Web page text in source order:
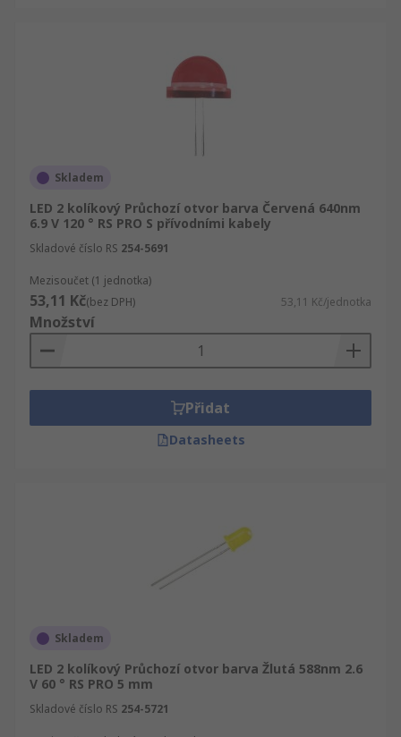
Skladem
LED 2 kolíkový Průchozí otvor barva Červená 640nm
6.9 V 120 ° RS PRO S přívodními kabely
Skladové číslo RS 254-5691
Mezisoučet (1 jednotka)
53,11 Kč(bez DPH) 53,11 Kč/jednotka
Množství
Přidat
Datasheets
Skladem
LED 2 kolíkový Průchozí otvor barva Žlutá 588nm 2.6
V 60 ° RS PRO 5 mm
Skladové číslo RS 254-5721